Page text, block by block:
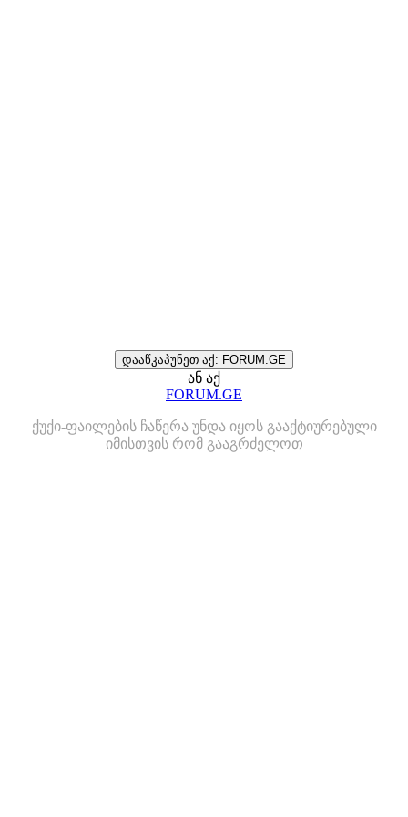
დააწკაპუნეთ აქ: FORUM.GE
ან აქ
FORUM.GE
ქუქი-ფაილების ჩაწერა უნდა იყოს გააქტიურებული
იმისთვის რომ გააგრძელოთ